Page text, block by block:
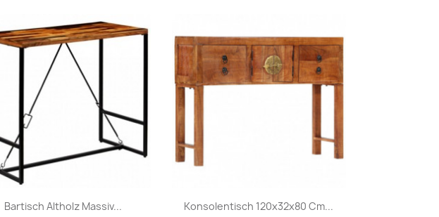
Bartisch Altholz Massiv...
Vorschau Konsolentisch 120x32x80 Cm...
Vorschau